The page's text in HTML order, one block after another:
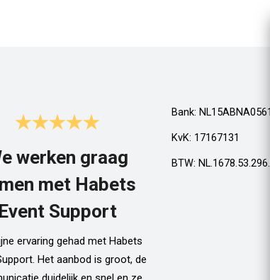
werken graag
met Habets
Event Support
ervaring gehad met Habets
Het aanbod is groot, de
Top!
Al een aantal jaar
een kamphuis met
dan een bar incl
wordt netjes voor ons
Bank:
KvK: 17167131
BTW: